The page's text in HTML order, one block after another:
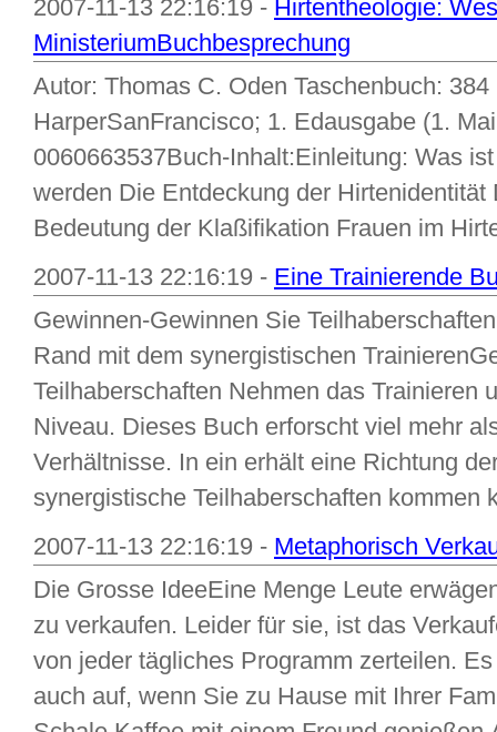
2007-11-13 22:16:19 - Hirtentheologie:
MinisteriumBuchbesprechung
Autor: Thomas C. Oden Taschenbuch:
HarperSanFrancisco; 1. Edausgabe (1.
0060663537Buch-Inhalt:Einleitung: Was
werden Die Entdeckung der
Bedeutung der Klaßifikation Frauen im
2007-11-13 22:16:19 - Eine Trainierende
Gewinnen-Gewinnen Sie
Rand mit dem synergistischen
Teilhaberschaften Nehmen das Trainieren
Niveau. Dieses Buch erforscht viel mehr
Verhältnisse. In ein erhält eine Richtung
synergistische Teilhaberschaften kommen
2007-11-13 22:16:19 - Metaphorisch
Die Grosse IdeeEine Menge Leute
zu verkaufen. Leider für sie, ist das
von jeder tägliches Programm zerteilen.
auch auf, wenn Sie zu Hause mit Ihrer